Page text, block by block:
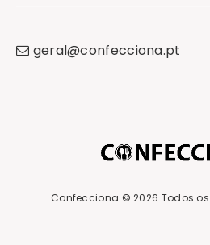
geral@confecciona.pt
Confecciona © 2026 Todos